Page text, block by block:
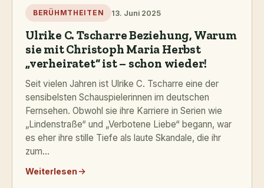
BERÜHMTHEITEN 13. Juni 2025
Ulrike C. Tscharre Beziehung, Warum
sie mit Christoph Maria Herbst
„verheiratet“ ist – schon wieder!
Seit vielen Jahren ist Ulrike C. Tscharre eine der
sensibelsten Schauspielerinnen im deutschen
Fernsehen. Obwohl sie ihre Karriere in Serien wie
„Lindenstraße“ und „Verbotene Liebe“ begann, war
es eher ihre stille Tiefe als laute Skandale, die ihr
zum...
Weiterlesen